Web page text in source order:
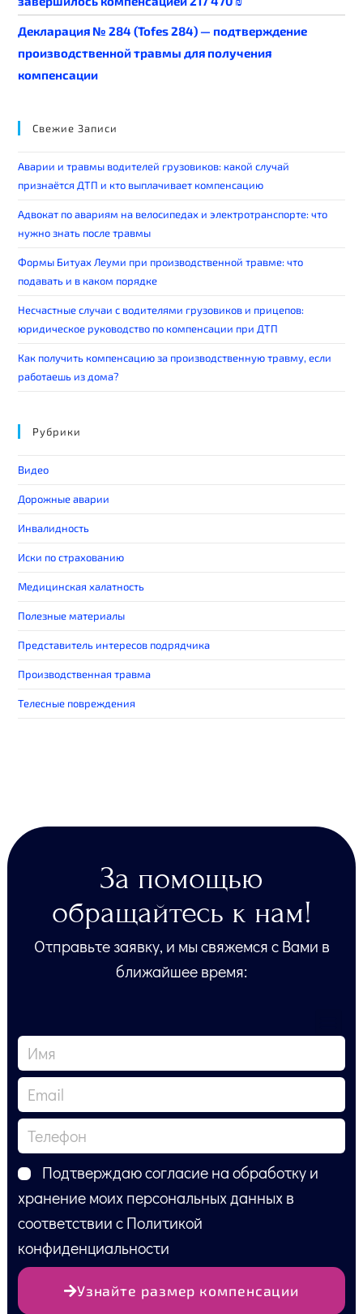
Декларация № 284 (Tofes 284) — подтверждение
производственной травмы для получения
компенсации
Свежие Записи
Аварии и травмы водителей грузовиков: какой случай
признаётся ДТП и кто выплачивает компенсацию
Адвокат по авариям на велосипедах и электротранспорте: что
нужно знать после травмы
Формы Битуах Леуми при производственной травме: что
подавать и в каком порядке
Несчастные случаи с водителями грузовиков и прицепов:
юридическое руководство по компенсации при ДТП
Как получить компенсацию за производственную травму, если
работаешь из дома?
Рубрики
Видео
Дорожные аварии
Инвалидность
Иски по страхованию
Медицинская халатность
Полезные материалы
Представитель интересов подрядчика
Производственная травма
Телесные повреждения
За помощью
обращайтесь к нам!
Отправьте заявку, и мы свяжемся с Вами в
ближайшее время:
Подтверждаю согласие на обработку и
хранение моих персональных данных в
соответствии с Политикой
конфиденциальности
Узнайте размер компенсации